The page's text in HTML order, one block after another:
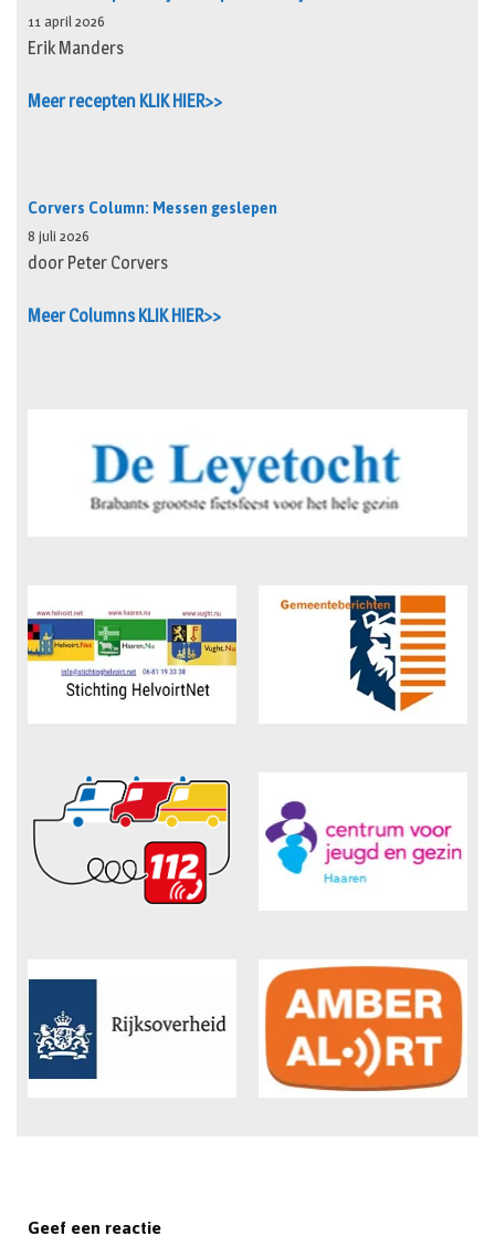
11 april 2026
Erik Manders
Meer recepten KLIK HIER>>
Corvers Column: Messen geslepen
8 juli 2026
door Peter Corvers
Meer Columns KLIK HIER>>
Geef een reactie